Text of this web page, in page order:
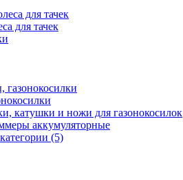
для тачек
для тачек
газонокосилки
катушки и ножи для газонокосилок
аккумуляторные
(5)